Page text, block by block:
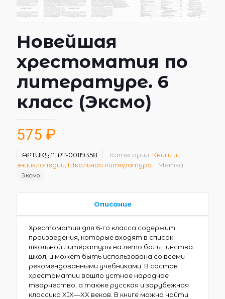
Новейшая
хрестоматия по
литературе. 6
класс (Эксмо)
575 ₽
АРТИКУЛ: РТ-00119358 Категории: Книги и
энциклопедии Школьная литература Метка:
Эксмо
Описание
Хрестоматия для 6-го класса содержит
произведения, которые входят в список
школьной литературы на лето большинства
школ, и может быть использована со всеми
рекомендованными учебниками. В состав
хрестоматии вошло устное народное
творчество, а также русская и зарубежная
классика XIX—XX веков. В книге можно найти